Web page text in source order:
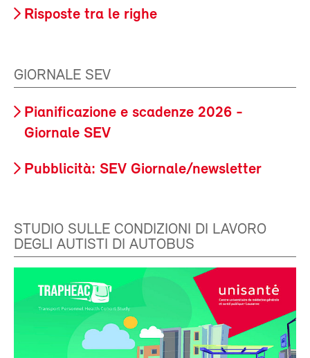
Risposte tra le righe
GIORNALE SEV
Pianificazione e scadenze 2026 -
Giornale SEV
Pubblicità: SEV Giornale/newsletter
STUDIO SULLE CONDIZIONI DI LAVORO
DEGLI AUTISTI DI AUTOBUS